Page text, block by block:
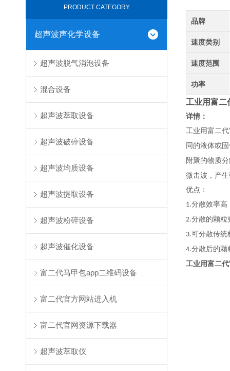
PRODUCT CATEGORY
超声波声化学设备
超声波脱气消泡设备
混合设备
超声波萃取设备
超声波破碎设备
超声波均质设备
超声波提取设备
超声波粉碎设备
超声波催化设备
富二代马甲包app二维码设备
富二代官方网站进入机
富二代官网资源下载器
超声波萃取仪
品牌
速度类别
速度范围
功率
工业用富二
详情：
工业用富二代
同的液体或固
附聚的物质分
微击波，产
优点：
1.分散效率高
2.分散的颗粒
3.可分散传统
4.分散后的颗粒
工业用富二